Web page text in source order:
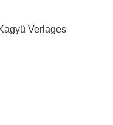
Verlages